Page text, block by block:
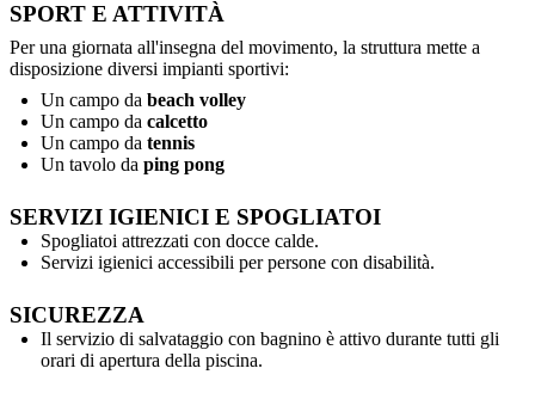
SPORT E ATTIVITÀ
Per una giornata all'insegna del movimento, la struttura mette a
disposizione diversi impianti sportivi:
Un campo da beach volley
Un campo da calcetto
Un campo da tennis
Un tavolo da ping pong
SERVIZI IGIENICI E SPOGLIATOI
Spogliatoi attrezzati con docce calde.
Servizi igienici accessibili per persone con disabilità.
SICUREZZA
Il servizio di salvataggio con bagnino è attivo durante tutti gli
orari di apertura della piscina.